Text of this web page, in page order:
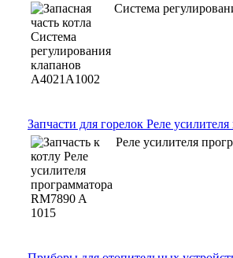
Система
Запчасти для горелок Реле
Реле усилителя